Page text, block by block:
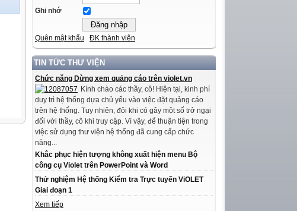
Ghi nhớ
Quên mật khẩu ĐK thành viên
TIN TỨC THƯ VIỆN
Chức năng Dừng xem quảng cáo trên violet.vn
Kính chào các thầy, cô! Hiện tại, kinh phí
duy trì hệ thống dựa chủ yếu vào việc đặt quảng cáo
trên hệ thống. Tuy nhiên, đôi khi có gây một số trở ngại
đối với thầy, cô khi truy cập. Vì vậy, để thuận tiện trong
việc sử dụng thư viện hệ thống đã cung cấp chức
năng...
Khắc phục hiện tượng không xuất hiện menu Bộ
công cụ Violet trên PowerPoint và Word
Thử nghiệm Hệ thống Kiểm tra Trực tuyến ViOLET
Giai đoạn 1
Xem tiếp